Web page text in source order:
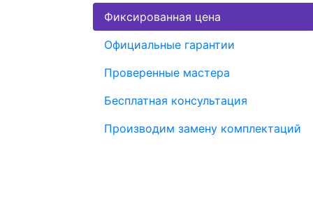
Фиксированная цена
Официальные гарантии
Проверенные мастера
Бесплатная консультация
Производим замену комплектаций